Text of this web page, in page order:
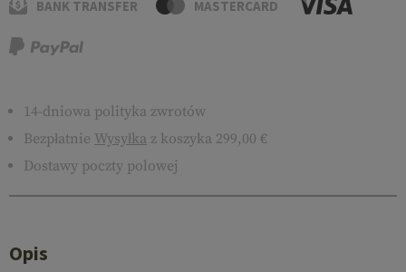
BANK TRANSFER MASTERCARD
14-dniowa polityka zwrotów
Bezpłatnie Wysyłka z koszyka 299,00 €
Dostawy poczty polowej
Opis